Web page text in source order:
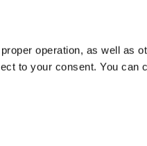
operation, as well as
to your consent. You can